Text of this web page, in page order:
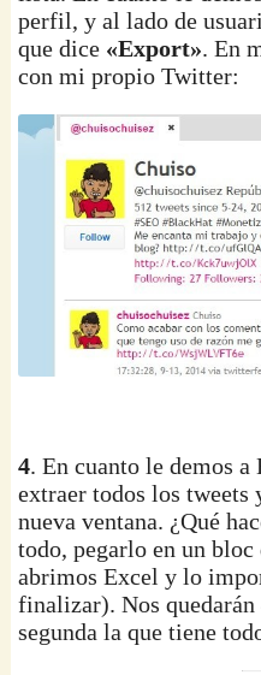
perfil, y al lado de
que dice «Export». En
con mi propio Twitter:
4. En cuanto le demos a
extraer todos los tweets
nueva ventana. ¿Qué
todo, pegarlo en un bloc
abrimos Excel y lo
finalizar). Nos
segunda la que tiene